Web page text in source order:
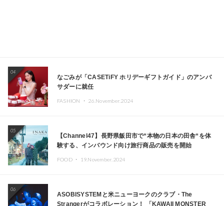
04
なごみが「CASETiFY ホリデーギフトガイド」のアンバ
サダーに就任
FASHION ・ 26.November.2024
05
【Channel47】長野県飯田市で“本物の日本の田舎“を体
験する、インバウンド向け旅行商品の販売を開始
FOOD ・ 19.November.2024
06
ASOBISYSTEMと米ニューヨークのクラブ・The
Strangerがコラボレーション！ 「KAWAII MONSTER